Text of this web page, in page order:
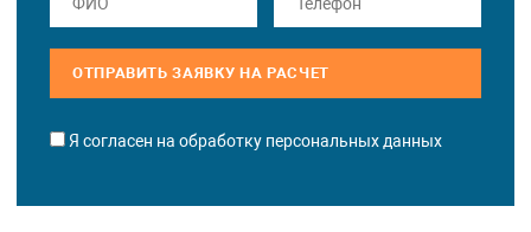
ОТПРАВИТЬ ЗАЯВКУ НА РАСЧЕТ
Я согласен на обработку персональных данных